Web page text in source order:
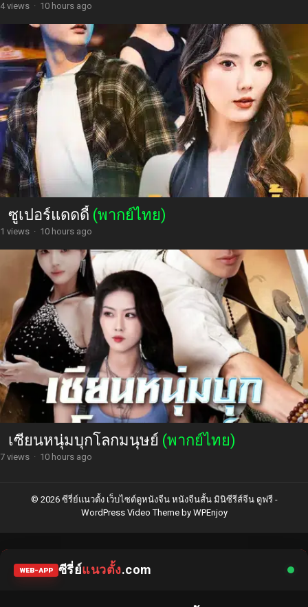
4 views · 10 hours ago
ซูเปอร์แดดดี้ (พากย์ไทย)
1 views · 10 hours ago
เซียนหนุ่มบุกโลกมนุษย์ (พากย์ไทย)
7 views · 10 hours ago
© 2026 ซีรี่ย์แนวตั้ง เว็บไซต์ดูหนังจีน หนังจีนสั้น มินิซีรีส์จีน ดูฟรี -
WordPress Video Themeby WPEnjoy
WEB-APP ซีรี่ย์แนวตั้ง.com